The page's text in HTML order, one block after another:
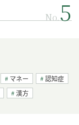
No.
マネー
認知症
漢方